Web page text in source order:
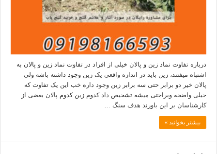
درباره تفاوت نماد زین و پالان خیلی از افراد در تفاوت نماد زین و پالان به
اشتباه میفتند، زین باید در اندازه واقعی یک زین وجود داشته باشه ولی
پالان خیر دو برابر حتی سه برابر زین وجود داره خب این یک تفاوت که
خیلی واضحه وبراحتی میشه تشخیص داد کدوم زین کدوم پالان بعضی از
کارشناسان بر این باورند هدف سنگ …
بیشتر بخوانید »